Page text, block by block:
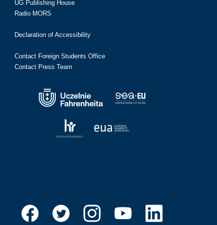
UG Publishing House
Radio MORS
Declaration of Accessibility
Contact Foreign Students Office
Contact Press Team